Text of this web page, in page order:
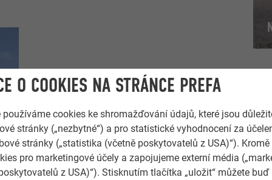
O COOKIES NA STRÁNCE PREFA
používáme cookies ke shromažďování údajů, které jsou
stránky („nezbytné“) a pro statistické vyhodnocení za
stránky („statistika (včetně poskytovatelů z USA)“).
pro marketingové účely a zapojujeme externí média
z USA)“). Stisknutím tlačítka „uložit“ můžete
Falcovaný šindel